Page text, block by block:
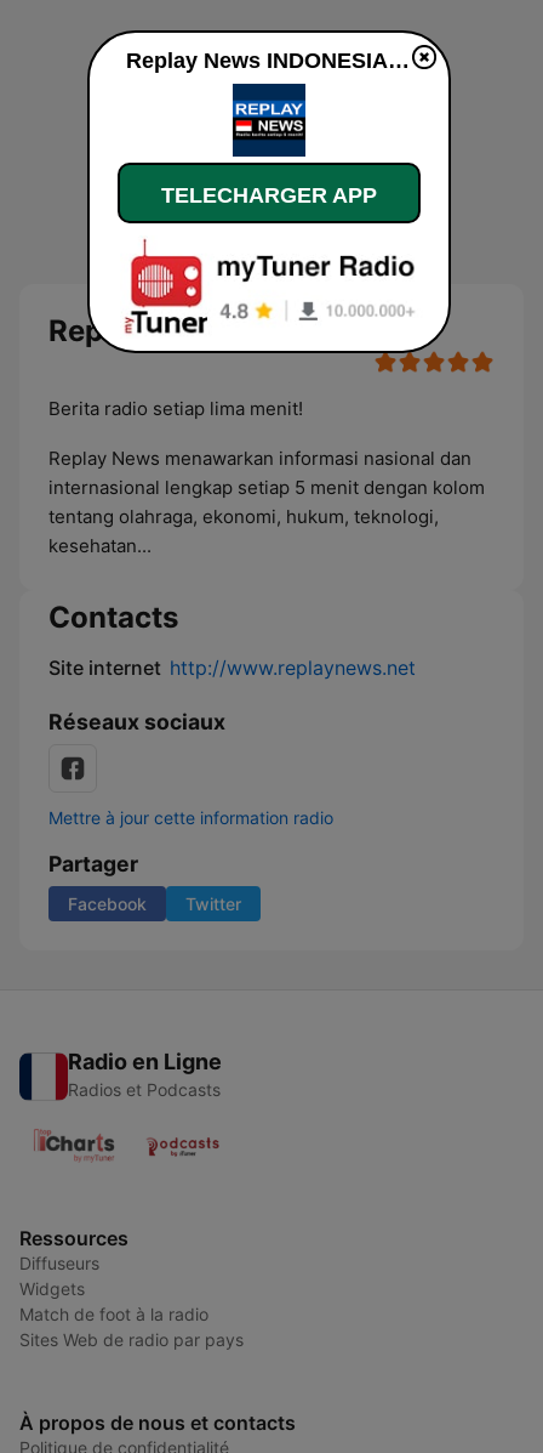
Replay News INDONESIAN
Berita radio setiap lima menit!
Replay News menawarkan informasi nasional dan
internasional lengkap setiap 5 menit dengan kolom
tentang olahraga, ekonomi, hukum, teknologi,
kesehatan...
Contacts
Site internet http://www.replaynews.net
Réseaux sociaux
Mettre à jour cette information radio
Partager
Facebook Twitter
Radio en Ligne
Radios et Podcasts
Ressources
Diffuseurs
Widgets
Match de foot à la radio
Sites Web de radio par pays
À propos de nous et contacts
Politique de confidentialité
Replay News INDONESIAN en ligne
TELECHARGER APP